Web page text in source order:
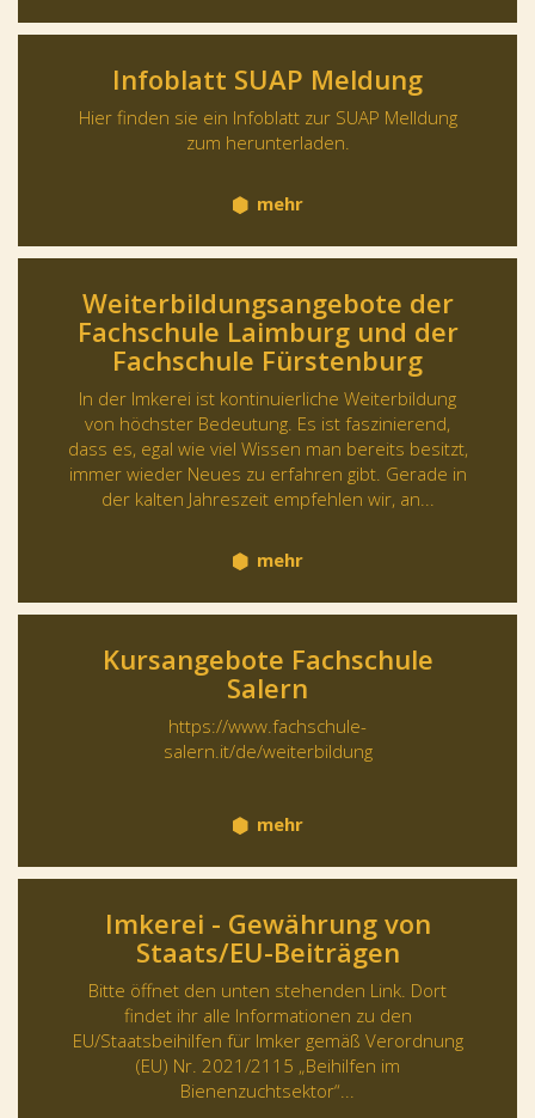
Infoblatt SUAP Meldung
Hier finden sie ein Infoblatt zur SUAP Melldung
zum herunterladen.
mehr
Weiterbildungsangebote der
Fachschule Laimburg und der
Fachschule Fürstenburg
In der Imkerei ist kontinuierliche Weiterbildung
von höchster Bedeutung. Es ist faszinierend,
dass es, egal wie viel Wissen man bereits besitzt,
immer wieder Neues zu erfahren gibt. Gerade in
der kalten Jahreszeit empfehlen wir, an...
mehr
Kursangebote Fachschule
Salern
https://www.fachschule-
salern.it/de/weiterbildung
mehr
Imkerei - Gewährung von
Staats/EU-Beiträgen
Bitte öffnet den unten stehenden Link. Dort
findet ihr alle Informationen zu den
EU/Staatsbeihilfen für Imker gemäß Verordnung
(EU) Nr. 2021/2115 „Beihilfen im
Bienenzuchtsektor“...